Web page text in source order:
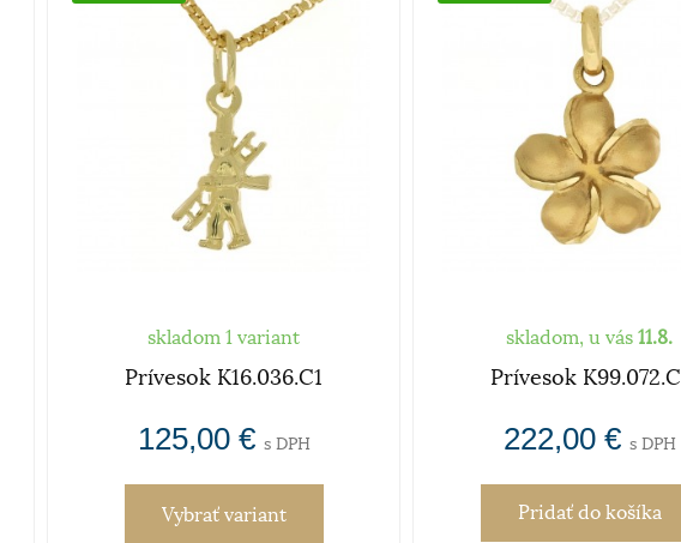
skladom 1 variant
Prívesok K16.036.C1
125,00 € s DPH
Vybrať variant
skladom, u vás 11.8.
Prívesok
222,00 € s DPH
Pridaťdo košíka